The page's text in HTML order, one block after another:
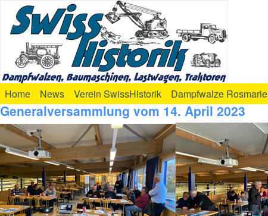
Home News Verein SwissHistorik Dampfwalze Rosmarie
Generalversammlung vom 14. April 2023